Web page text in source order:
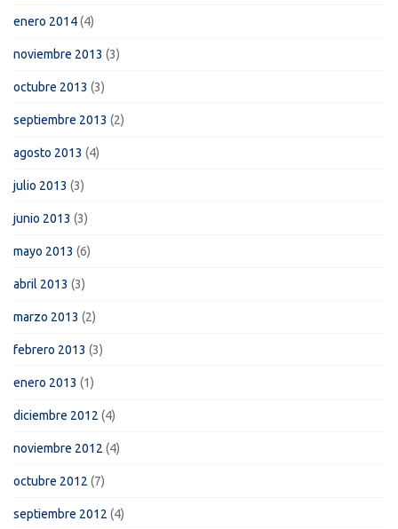
enero 2014(4)
noviembre 2013 (3)
octubre 2013 (3)
septiembre 2013 (2)
agosto 2013 (4)
julio 2013 (3)
junio 2013 (3)
mayo 2013 (6)
abril 2013 (3)
marzo 2013 (2)
febrero 2013 (3)
enero 2013 (1)
diciembre 2012 (4)
noviembre 2012 (4)
octubre 2012 (7)
septiembre 2012 (4)